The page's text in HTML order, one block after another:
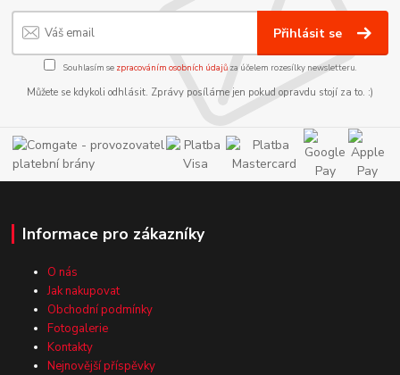
Přihlásit se
Souhlasím se zpracováním osobních údajůza účelem rozesílky newsletteru.
Můžete se kdykoli odhlásit. Zprávy posíláme jen pokud opravdu stojí za to. :)
Informace pro zákazníky
O nás
Jak nakupovat
Obchodní podmínky
Fotogalerie
Kontakty
Nejnovější příspěvky